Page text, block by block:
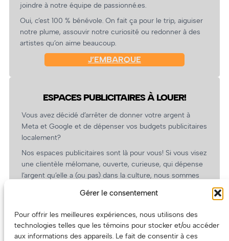
Gérer le consentement
Pour offrir les meilleures expériences, nous utilisons des
technologies telles que les témoins pour stocker et/ou accéder
aux informations des appareils. Le fait de consentir à ces
joindre à notre équipe de passionné.es.
Oui, c’est 100 % bénévole. On fait ça pour le trip, aiguiser
notre plume, assouvir notre curiosité ou redonner à des
artistes qu’on aime beaucoup.
J’EMBARQUE
ESPACES PUBLICITAIRES À LOUER!
Vous avez décidé d’arrêter de donner votre argent à
Meta et Google et de dépenser vos budgets publicitaires
localement?
Nos espaces publicitaires sont là pour vous! Si vous visez
une clientèle mélomane, ouverte, curieuse, qui dépense
l’argent qu’elle a (ou pas) dans la culture, nous sommes
revient.
(Oui, on va avoir des tarifs spéciaux pour vous, les